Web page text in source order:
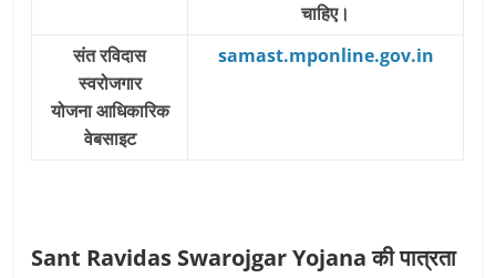
चाहिए।
संत रविदास
स्‍वरोजगार
योजनाआधिकारिक
वेबसाइट
samast.mponline.gov.in
Sant Ravidas Swarojgar Yojana की पात्रता